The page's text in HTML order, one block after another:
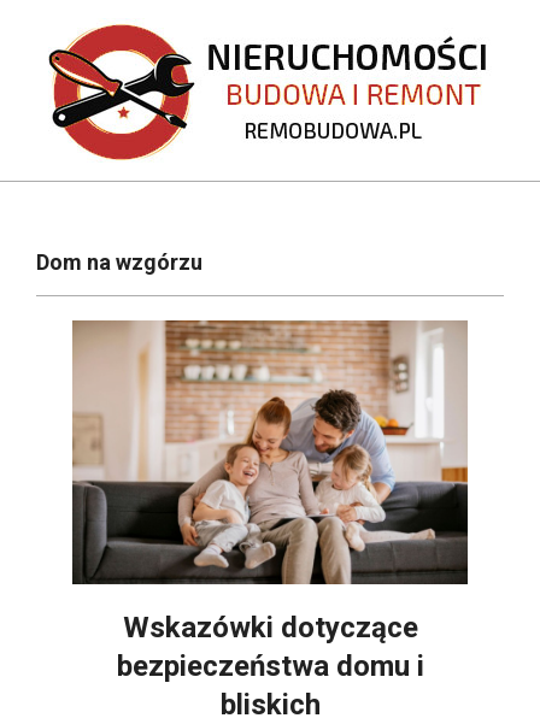
content
REMOBUDOWA.PL
NavigationDom na wzgórzu
Wskazówki dotyczące
bezpieczeństwa domu i
bliskich